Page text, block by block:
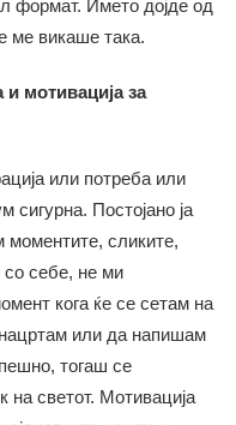
формат. Името дојде од
ме викаше така.
и мотивација за
или потреба или
сигурна. Постојано ја
сликите,
со себе, не ми
кога ќе се сетам на
или да напишам
тогаш се
на светот. Мотивација